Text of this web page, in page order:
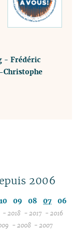
-Frédéric
Christophe
2006
10 09 08 07
06
- 2018
12
- 2017 - 2016
- 2008 - 2007